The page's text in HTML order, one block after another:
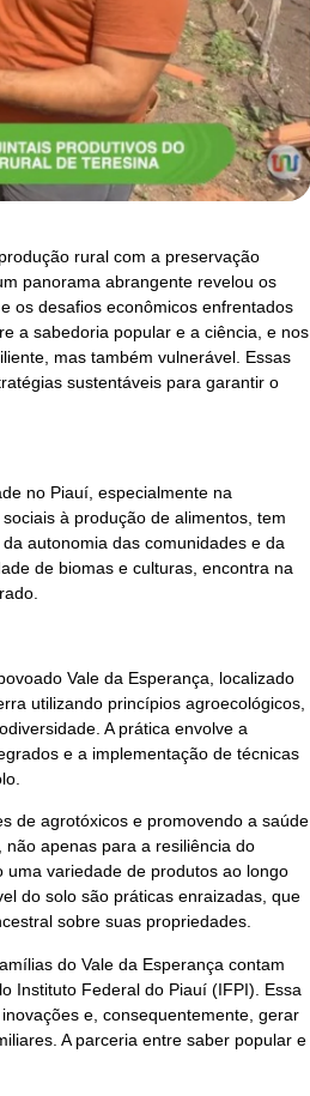
rural com a preservação
panorama abrangente revelou os
os desafios econômicos enfrentados
a sabedoria popular e a ciência, e nos
mas também vulnerável. Essas
sustentáveis para garantir o
no Piauí, especialmente na
à produção de alimentos, tem
autonomia das comunidades e da
de biomas e culturas, encontra na
Vale da Esperança, localizado
utilizando princípios agroecológicos,
A prática envolve a
e a implementação de técnicas
de agrotóxicos e promovendo a saúde
apenas para a resiliência do
variedade de produtos ao longo
do solo são práticas enraizadas, que
sobre suas propriedades.
do Vale da Esperança contam
Instituto Federal do Piauí (IFPI). Essa
e, consequentemente, gerar
A parceria entre saber popular e